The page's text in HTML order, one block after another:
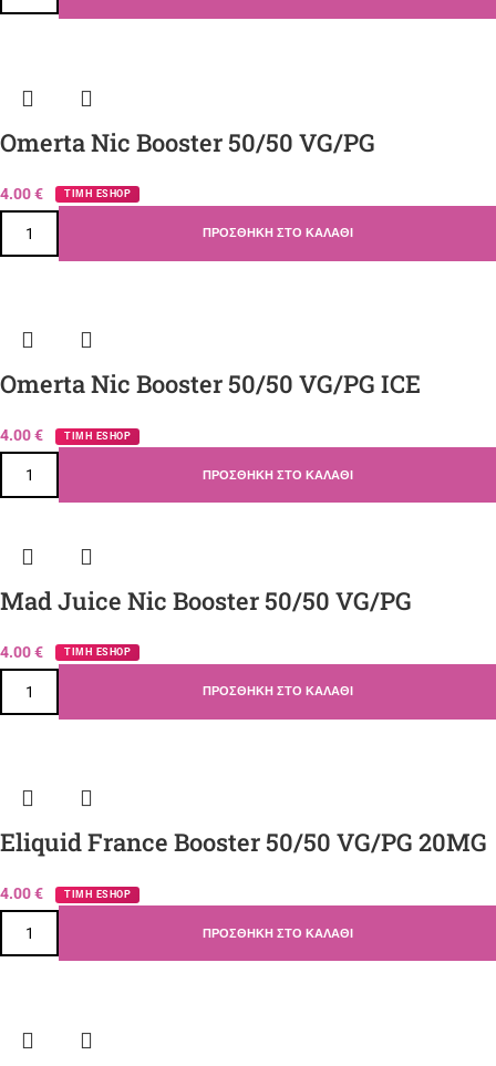
Omerta Nic Booster 50/50 VG/PG
4.00€ ΤΙΜΗ ESHOP
ΠΡΟΣΘΉΚΗ ΣΤΟ ΚΑΛΆΘΙ
Omerta Nic Booster 50/50 VG/PG ICE
4.00€ ΤΙΜΗ ESHOP
ΠΡΟΣΘΉΚΗ ΣΤΟ ΚΑΛΆΘΙ
Mad Juice Nic Booster 50/50 VG/PG
4.00€ ΤΙΜΗ ESHOP
ΠΡΟΣΘΉΚΗ ΣΤΟ ΚΑΛΆΘΙ
Eliquid France Booster 50/50 VG/PG 20MG
4.00€ ΤΙΜΗ ESHOP
ΠΡΟΣΘΉΚΗ ΣΤΟ ΚΑΛΆΘΙ